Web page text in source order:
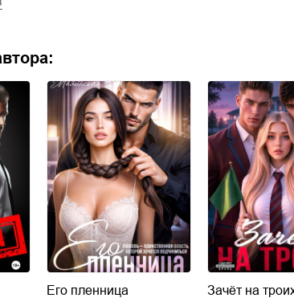
Его пленница Зачёт на